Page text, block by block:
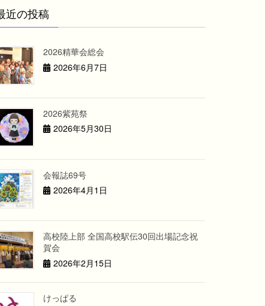
近の投稿
2026精華会総会
2026年6月7日
2026紫苑祭
2026年5月30日
会報誌69号
2026年4月1日
高校陸上部 全国高校駅伝30回出場記念祝
賀会
2026年2月15日
けっぱる